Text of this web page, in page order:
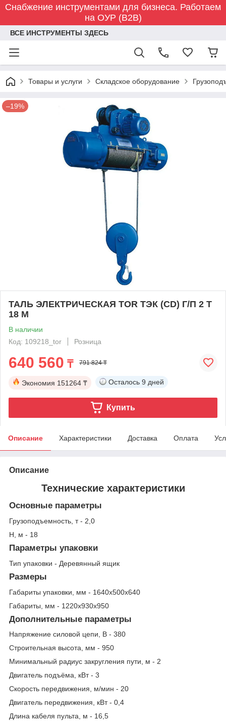
Снабжение инструментами для бизнеса. Работаем
на ОУР (B2B)
ВСЕ ИНСТРУМЕНТЫ ЗДЕСЬ
Товары и услуги Складское оборудование
–19%
ТАЛЬ ЭЛЕКТРИЧЕСКАЯ TOR ТЭК (CD) Г/П 2 Т
18 М
В наличии
Код: 109218_tor
Розница
640 560 ₸ 791 824 ₸
Экономия 151264 ₸ Осталось 9 дней
Купить
Описание Характеристики Доставка Оплата
Описание
Технические характеристики
Основные параметры
Грузоподъемность, т - 2,0
Н, м - 18
Параметры упаковки
Тип упаковки - Деревянный ящик
Размеры
Габариты упаковки, мм - 1640х500х640
Габариты, мм - 1220х930х950
Дополнительные параметры
Напряжение силовой цепи, В - 380
Строительная высота, мм - 950
Минимальный радиус закругления пути, м - 2
Двигатель подъёма, кВт - 3
Скорость передвижения, м/мин - 20
Двигатель передвижения, кВт - 0,4
Длина кабеля пульта, м - 16,5